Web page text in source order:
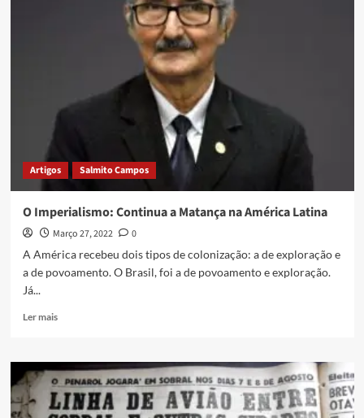
Artigos Salmito Campos
O Imperialismo: Continua a Matança na América Latina
Março 27, 2022
0
A América recebeu dois tipos de colonização: a de exploração e
a de povoamento. O Brasil, foi a de povoamento e exploração.
Já...
Ler mais